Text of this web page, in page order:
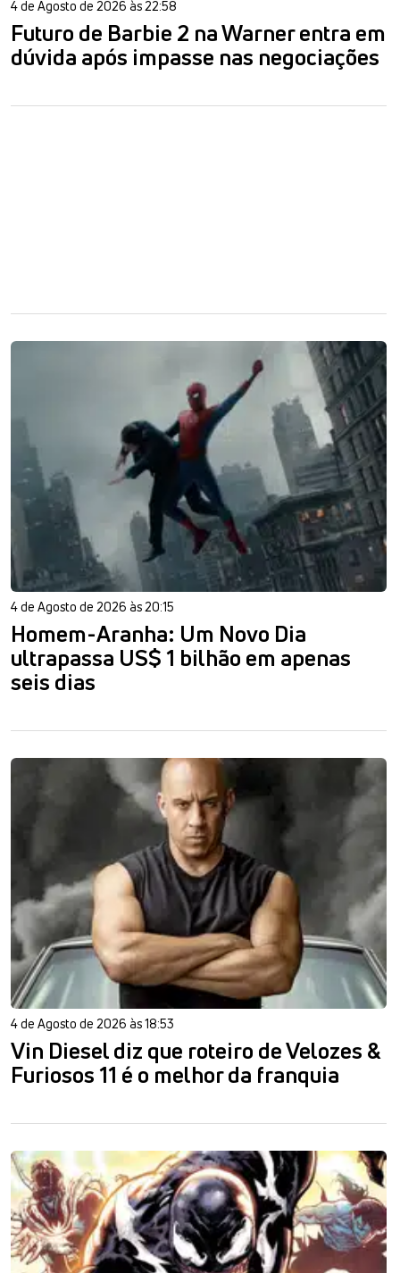
4 de Agosto de 2026 às 22:58
Futuro de Barbie 2 na Warner entra em
dúvida após impasse nas negociações
4 de Agosto de 2026 às 20:15
Homem-Aranha: Um Novo Dia
ultrapassa US$ 1 bilhão em apenas
seis dias
4 de Agosto de 2026 às 18:53
Vin Diesel diz que roteiro de Velozes &
Furiosos 11 é o melhor da franquia